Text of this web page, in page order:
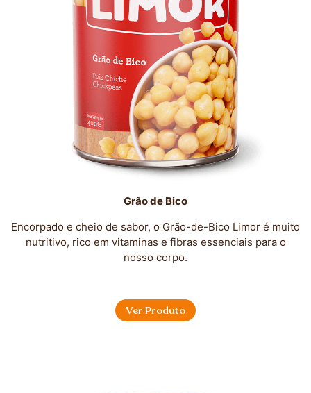
Grão de Bico
Encorpado e cheio de sabor, o Grão-de-Bico Limor é muito
nutritivo, rico em vitaminas e fibras essenciais para o
nosso corpo.
Ver Produto